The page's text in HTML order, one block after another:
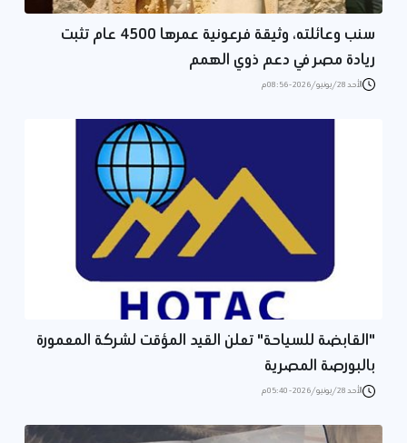
سنب وعائلته، وثيقة فرعونية عمرها 4500 عام تثبت
ريادة مصر في دعم ذوي الهمم
الأحد 28/يونيو/2026 - 08:56 م
"القابضة للسياحة" تعلن القيد المؤقت لشركة المعمورة
بالبورصة المصرية
الأحد 28/يونيو/2026 - 05:40 م